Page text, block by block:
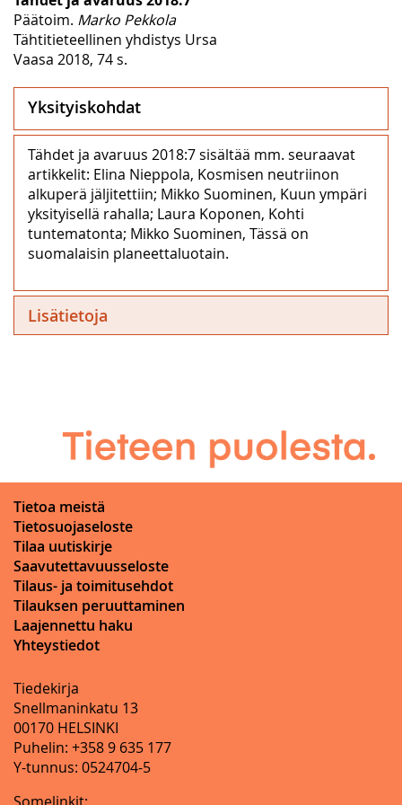
Päätoim. Marko Pekkola
Tähtitieteellinen yhdistys Ursa
Vaasa 2018, 74 s.
Yksityiskohdat
Tähdet ja avaruus 2018:7 sisältää mm. seuraavat
artikkelit: Elina Nieppola, Kosmisen neutriinon
alkuperä jäljitettiin; Mikko Suominen, Kuun ympäri
yksityisellä rahalla; Laura Koponen, Kohti
tuntematonta; Mikko Suominen, Tässä on
suomalaisin planeettaluotain.
Lisätietoja
Tietoa meistä
Tietosuojaseloste
Tilaa uutiskirje
Saavutettavuusseloste
Tilaus- ja toimitusehdot
Tilauksen peruuttaminen
Laajennettu haku
Yhteystiedot
Tiedekirja
Snellmaninkatu 13
00170 HELSINKI
Puhelin: +358 9 635 177
Y-tunnus: 0524704-5